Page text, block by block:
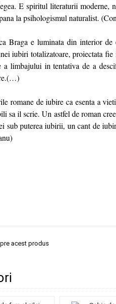
E spiritul literaturii moderne,
la psihologismul naturalist.
Braga e luminata din interior
iubiri totalizatoare, proiectata
a limbajului in tentativa de a
romane de iubire ca esenta a
sa il scrie. Un astfel de roman
sub puterea iubirii, un cant de
acest produs